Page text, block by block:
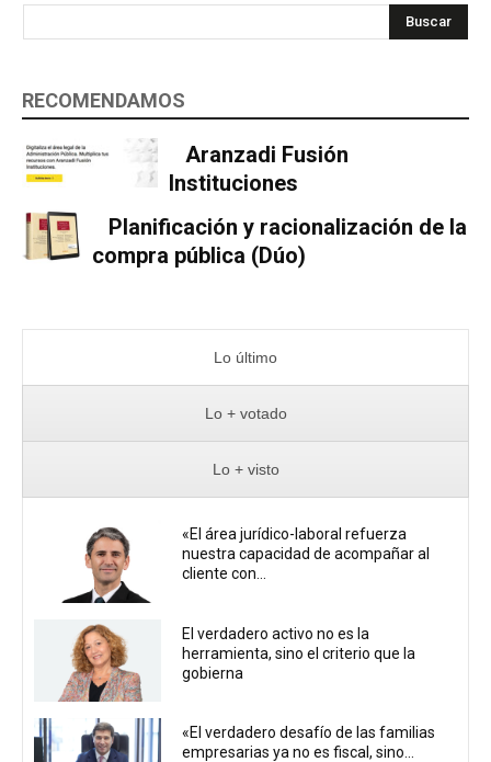
Buscar
RECOMENDAMOS
Aranzadi Fusión
Instituciones
Planificación y racionalización de la
compra pública (Dúo)
Lo último
Lo + votado
Lo + visto
«El área jurídico-laboral refuerza
nuestra capacidad de acompañar al
cliente con...
El verdadero activo no es la
herramienta, sino el criterio que la
gobierna
«El verdadero desafío de las familias
empresarias ya no es fiscal, sino...